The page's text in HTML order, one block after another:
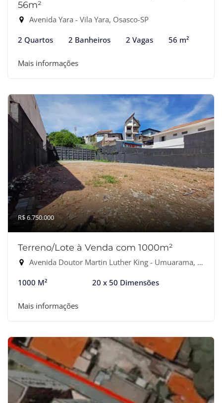
56m²
Avenida Yara - Vila Yara, Osasco-SP
2 Quartos 2 Banheiros 2 Vagas 56 m²
Mais informações
R$ 6.750.000
Terreno/Lote à Venda com 1000m²
Avenida Doutor Martin Luther King - Umuarama, Osasco-SP
1000 M² 20 x 50 Dimensões
Mais informações